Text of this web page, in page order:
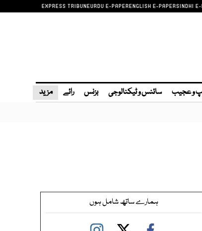
EXPRESS TRIBUNEURDU E-PAPERENGLISH E-PAPERSINDHI
و عجیب سائنس و ٹیکنالوجی بزنس رائے مزید
ہمارے ساتھ شامل ہوں